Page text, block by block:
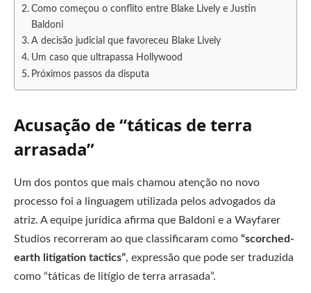
Como começou o conflito entre Blake Lively e Justin
Baldoni
A decisão judicial que favoreceu Blake Lively
Um caso que ultrapassa Hollywood
Próximos passos da disputa
Acusação de “táticas de terra
arrasada”
Um dos pontos que mais chamou atenção no novo
processo foi a linguagem utilizada pelos advogados da
atriz. A equipe jurídica afirma que Baldoni e a Wayfarer
Studios recorreram ao que classificaram como “scorched-
earth litigation tactics”, expressão que pode ser traduzida
como “táticas de litígio de terra arrasada”.